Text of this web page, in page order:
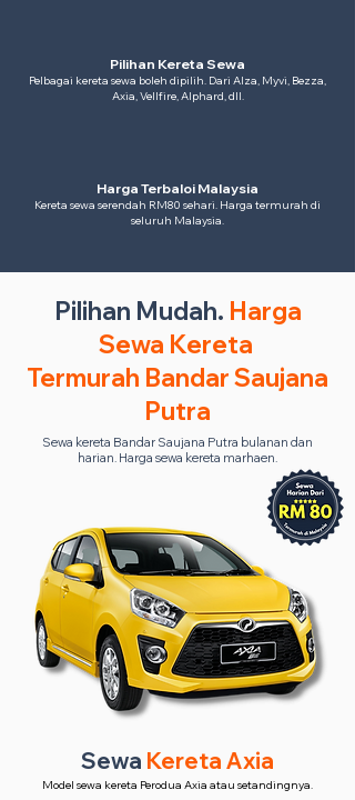
Pilihan Kereta Sewa
Pelbagai kereta sewa boleh dipilih. Dari Alza, Myvi, Bezza,
Axia, Vellfire, Alphard, dll.
Harga Terbaloi Malaysia
Kereta sewa serendah RM80 sehari. Harga termurah di
seluruh Malaysia.
Pilihan Mudah. Harga
Sewa Kereta
Termurah Bandar Saujana
Putra
Sewa kereta Bandar Saujana Putra bulanan dan
harian. Harga sewa kereta marhaen.
Sewa Kereta Axia
Model sewa kereta Perodua Axia atau setandingnya.